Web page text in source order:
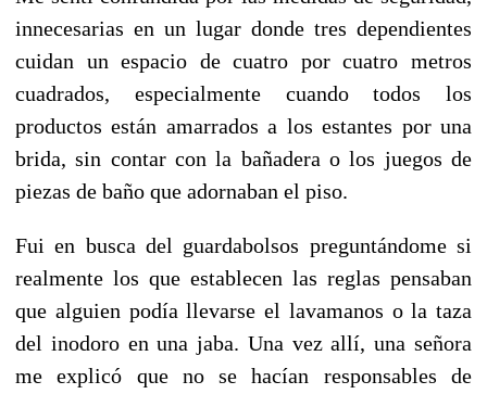
innecesarias en un lugar donde tres dependientes
cuidan un espacio de cuatro por cuatro metros
cuadrados, especialmente cuando todos los
productos están amarrados a los estantes por una
brida, sin contar con la bañadera o los juegos de
piezas de baño que adornaban el piso.
Fui en busca del guardabolsos preguntándome si
realmente los que establecen las reglas pensaban
que alguien podía llevarse el lavamanos o la taza
del inodoro en una jaba. Una vez allí, una señora
me explicó que no se hacían responsables de